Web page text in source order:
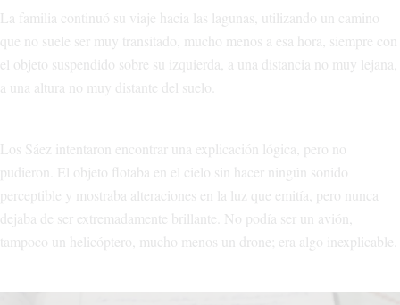
La familia continuó su viaje hacia las lagunas, utilizando un camino
que no suele ser muy transitado, mucho menos a esa hora, siempre con
el objeto suspendido sobre su izquierda, a una distancia no muy lejana,
a una altura no muy distante del suelo.
Los Sáez intentaron encontrar una explicación lógica, pero no
pudieron. El objeto flotaba en el cielo sin hacer ningún sonido
perceptible y mostraba alteraciones en la luz que emitía, pero nunca
dejaba de ser extremadamente brillante. No podía ser un avión,
tampoco un helicóptero, mucho menos un drone; era algo inexplicable.